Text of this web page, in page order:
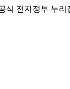
식 전자정부 누리